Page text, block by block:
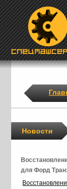
Новости
для Форд